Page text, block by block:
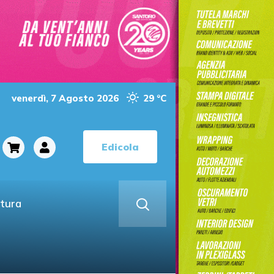
venerdì, 7 Agosto 2026 29 °C
Edicola